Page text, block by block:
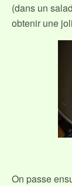
(dans un
obtenir une
On passe